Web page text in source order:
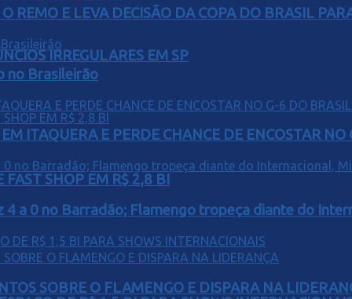
IRREGULARES EM SP
SHOP EM R$ 2,8 BI
REMO E LEVA DECISÃO DA COPA DO BRASIL
no Brasileirão
ITAQUERA E PERDE CHANCE DE ENCOSTAR
a 0 no Barradão; Flamengo tropeça diante do
SOBRE O FLAMENGO E DISPARA NA